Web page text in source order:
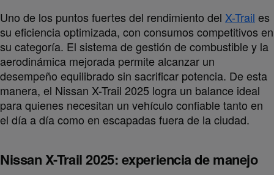
Uno de los puntos fuertes del rendimiento del X-Trail es
su eficiencia optimizada, con consumos competitivos en
su categoría. El sistema de gestión de combustible y la
aerodinámica mejorada permite alcanzar un
desempeño equilibrado sin sacrificar potencia. De esta
manera, el Nissan X-Trail 2025 logra un balance ideal
para quienes necesitan un vehículo confiable tanto en
el día a día como en escapadas fuera de la ciudad.
Nissan X-Trail 2025: experiencia de manejo